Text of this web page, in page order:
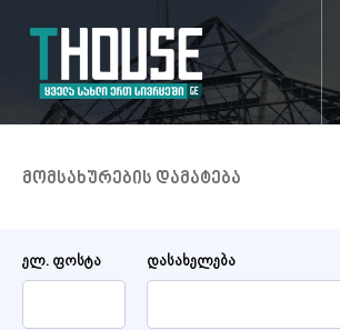
მომსახურების დამატება
ელ. ფოსტა დასახელება